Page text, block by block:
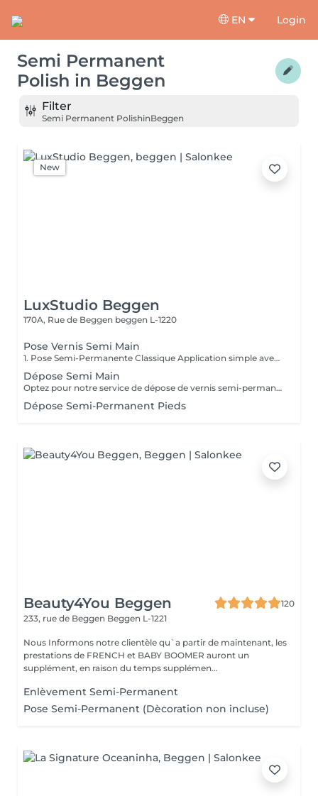
EN Login
Semi Permanent
Polish in Beggen
Filter
Semi Permanent PolishinBeggen
New
LuxStudio Beggen
170A, Rue de Beggen beggen L-1220
Pose Vernis Semi Main
1. Pose Semi-Permanente Classique Application simple avec une fine couche de base. Idéale pour celles qui souhaitent de la couleur, de la brillance et un léger renfort. Tenue moyenne 2 semaines. 2. Pose Semi + Renfort Combinaison d'une base classique avec une couche de renfort. Offre une meilleure résistance que le semi-permanent classique, parfaite pour les ongles naturels. Moyenne Tenue de 2 à 3 semaines. 3. Pose Semi + Fiber Ultra Base classique combinée à un gel enrichi en fibres, idéale pour les ongles fragiles ou nécessitant un renforcement supplémentaire. Tenue Moyenne 3 à 4 semaines.
Dépose Semi Main
Optez pour notre service de dépose de vernis semi-permanent avec 4 options adaptées à vos besoins : 1. Dépose simple : Retrait de l'ancien vernis semi-permanent.
Dépose Semi-Permanent Pieds
Beauty4You Beggen
120
233, rue de Beggen Beggen L-1221
Nous Informons notre clientèle qu`a partir de maintenant, les
prestations de FRENCH et BABY BOOMER auront un
supplément, en raison du temps supplémen...
Enlèvement Semi-Permanent
Pose Semi-Permanent (Dècoration non incluse)